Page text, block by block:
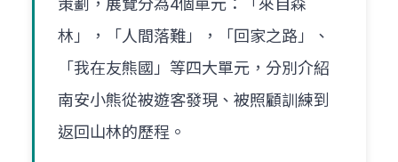
策劃，展覽分為4個單元：「來自森
林」，「人間落難」，「回家之路」、
「我在友熊國」等四大單元，分別介紹
南安小熊從被遊客發現、被照顧訓練到
返回山林的歷程。